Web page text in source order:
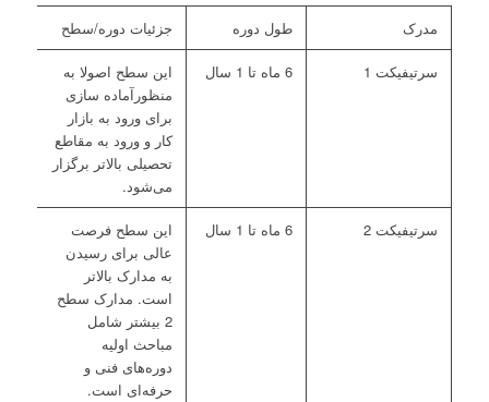
مدرک طول دوره جزئیات دوره/سطح
سرتیفیکت 1 6 ماه تا 1 سال
این سطح اصولا به
منظورآماده سازی
برای ورود به بازار
کار و ورود به مقاطع
تحصیلی بالاتر برگزار
می‌شود.
سرتیفیکت 2 6 ماه تا 1 سال
این سطح فرصت
عالی برای رسیدن
به مدارک بالاتر
است. مدارک سطح
2 بیشتر شامل
مباحث اولیه
دوره‌های فنی و
حرفه‌ای است.